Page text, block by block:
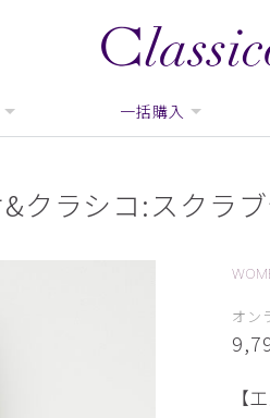
一括購入
クラシコ:スクラ
オン
【